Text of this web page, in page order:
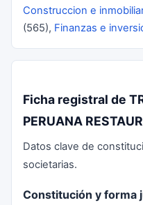
Construccion e
(565), Finanzas e
Ficha registral de
PERUANA
Datos clave de
societarias.
Constitución y forma